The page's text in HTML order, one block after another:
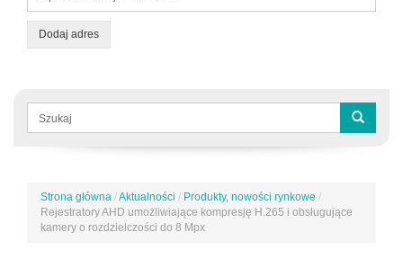
Dodaj adres
Formularz
wyszukiwania
Jesteś
tutaj
Strona główna /Aktualności / Produkty, nowości rynkowe /
Rejestratory AHD umożliwiające kompresję H.265 i obsługujące
kamery o rozdzielczości do 8 Mpx